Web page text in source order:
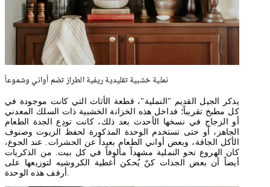
نملية خشبية تقليدية ريفية الطراز تضم أواني وشموعاً
يذكر الجيل القديم "النملية"، قطعة الأثاث التي كانت موجودة في
كل مطبخ تقريباً؛ فداخل هذه الخزانة الخشبية ذات السلك المعدني
أو الزجاج في نسخها الأحدث بعد ذلك، كانت تودِع الجدة الطعام
الجاهز، أو حتى تستخدم الوحدة المذكورة لحفظ الزيوت وصنوف
الأكل الجافة، وبعض أواني الطعام بعيداً عن الحشرات. عند الجوع،
كان الهروع نحو النملية مشهداً مألوفاً في كل بيت. من الذكريات
أيضاً أن بعض الجدات كنّ يُحكن أغطية الكروشيه لتوزيعها على